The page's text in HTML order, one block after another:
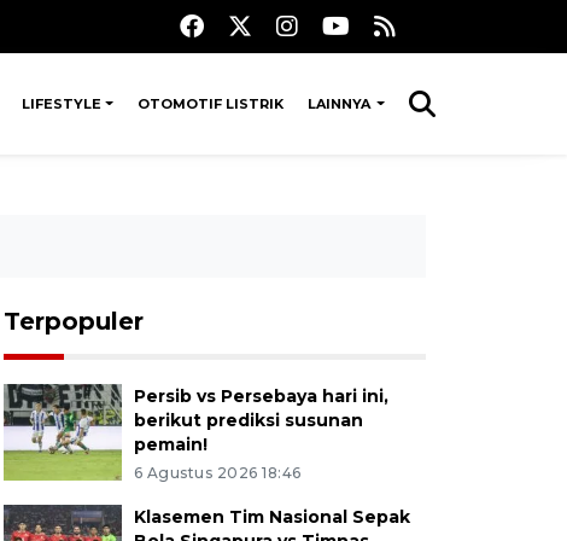
LIFESTYLE OTOMOTIF LISTRIK LAINNYA
Terpopuler
Persib vs Persebaya hari ini,
berikut prediksi susunan
pemain!
6 Agustus 2026 18:46
Klasemen Tim Nasional Sepak